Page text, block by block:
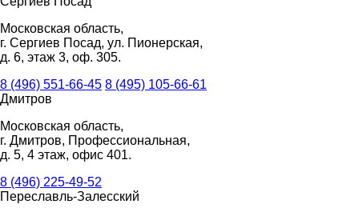
Московская область,
г. Сергиев Посад, ул. Пионерская,
д. 6, этаж 3, оф. 305.
8 (496) 551-66-45 8 (495) 105-66-61
Дмитров
Московская область,
г. Дмитров, Профессиональная,
д. 5, 4 этаж, офис 401.
8 (496) 225-49-52
Переславль-Залесский